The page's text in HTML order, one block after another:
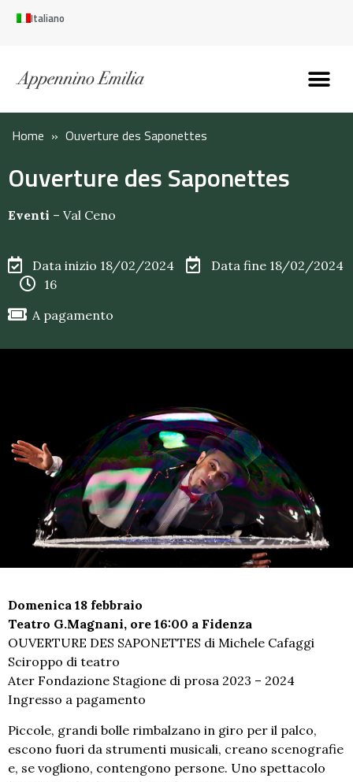
Italiano
Home » Ouverture des Saponettes
Ouverture des Saponettes
Eventi – Val Ceno
Data inizio 18/02/2024
Data fine 18/02/2024
16
A pagamento
Domenica 18 febbraio
Teatro G.Magnani, ore 16:00 a Fidenza
OUVERTURE DES SAPONETTES di Michele Cafaggi
Sciroppo di teatro
Ater Fondazione Stagione di prosa 2023 – 2024
Ingresso a pagamento
Piccole, grandi bolle rimbalzano in giro per il palco,
escono fuori da strumenti musicali, creano scenografie
e, se vogliono, contengono persone. Uno spettacolo